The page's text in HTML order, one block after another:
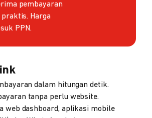
pembayaran
Harga
PPN.
dalam hitungan detik.
tanpa perlu website.
web dashboard, aplikasi mobile